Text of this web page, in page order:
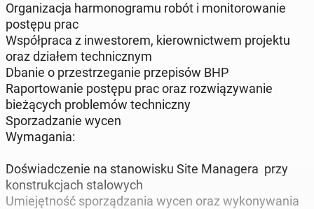
Organizacja harmonogramu robót i monitorowanie
postępu prac
Współpraca z inwestorem, kierownictwem projektu
oraz działem technicznym
Dbanie o przestrzeganie przepisów BHP
Raportowanie postępu prac oraz rozwiązywanie
bieżących problemów techniczny
Sporzadzanie wycen
Wymagania:
Doświadczenie na stanowisku Site Managera przy
konstrukcjach stalowych
Umiejętność sporządzania wycen oraz wykonywania